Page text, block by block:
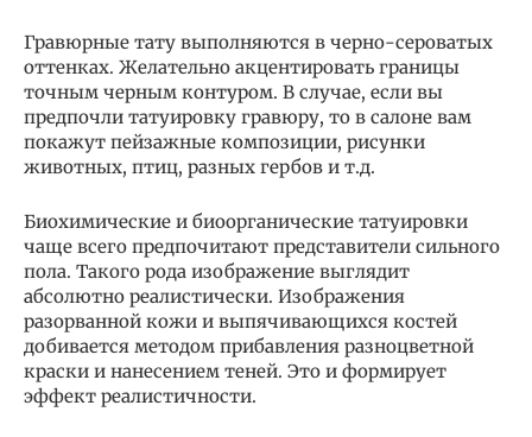
Гравюрные тату выполняются в черно-сероватых
оттенках. Желательно акцентировать границы
точным черным контуром. В случае, если вы
предпочли татуировку гравюру, то в салоне вам
покажут пейзажные композиции, рисунки
животных, птиц, разных гербов и т.д.
Биохимические и биоорганические татуировки
чаще всего предпочитают представители сильного
пола. Такого рода изображение выглядит
абсолютно реалистически. Изображения
разорванной кожи и выпячивающихся костей
добивается методом прибавления разноцветной
краски и нанесением теней. Это и формирует
эффект реалистичности.